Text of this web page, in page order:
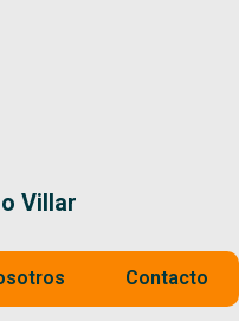
Villar
Contacto